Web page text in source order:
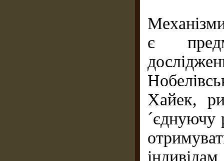
є
Хайек,
´єднуючу
iндивiдам